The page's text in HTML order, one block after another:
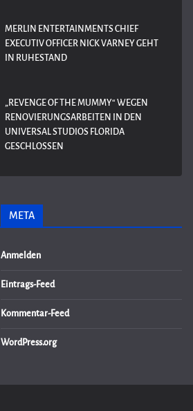
MERLIN ENTERTAINMENTS CHIEF
EXECUTIV OFFICER NICK VARNEY GEHT
IN RUHESTAND
„REVENGE OF THE MUMMY“ WEGEN
RENOVIERUNGSARBEITEN IN DEN
UNIVERSAL STUDIOS FLORIDA
GESCHLOSSEN
META
Anmelden
Eintrags-Feed
Kommentar-Feed
WordPress.org